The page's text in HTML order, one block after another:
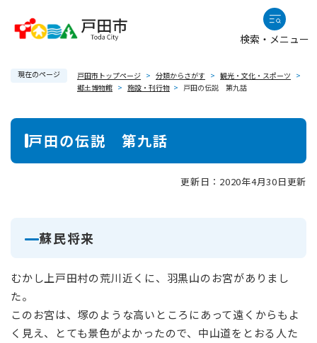
検索・メニュー
現在のページ 戸田市トップページ > 分類からさがす > 観光・文化・スポーツ >
郷土博物館 > 施設・刊行物 > 戸田の伝説 第九話
本
戸田の伝説 第九話
更新日：2020年4月30日更新
蘇民将来
むかし上戸田村の荒川近くに、羽黒山のお宮がありまし
た。
このお宮は、塚のような高いところにあって遠くからもよ
く見え、とても景色がよかったので、中山道をとおる人た